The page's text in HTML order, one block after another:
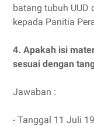
batang tubuh UUD
kepada Panitia
4. Apakah isi
sesuai dengan
Jawaban :
- Tanggal 11 Juli